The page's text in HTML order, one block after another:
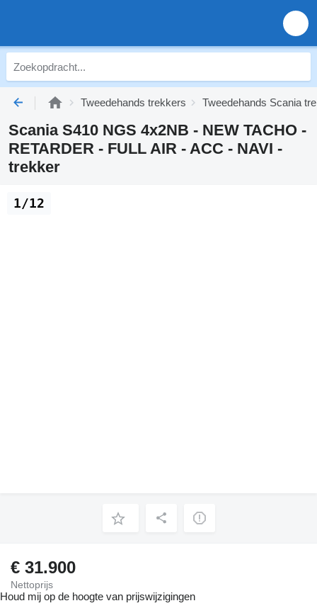
Tweedehands trekkers Tweedehands Scania
Scania S410 NGS 4x2NB - NEW TACHO -
RETARDER - FULL AIR - ACC - NAVI -
trekker
1/12
€ 31.900
Nettoprijs
Houd mij op de hoogte van prijswijzigingen